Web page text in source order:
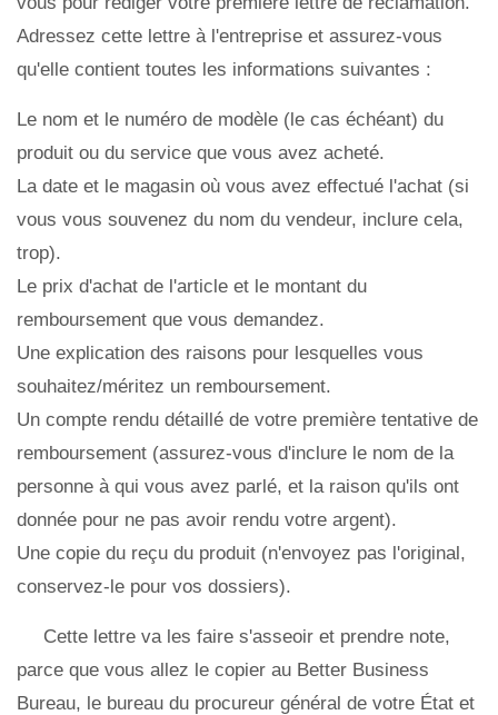
Adressez cette lettre à l'entreprise et assurez-vous
qu'elle contient toutes les informations suivantes :
Le nom et le numéro de modèle (le cas échéant) du
produit ou du service que vous avez acheté.
La date et le magasin où vous avez effectué l'achat (si
vous vous souvenez du nom du vendeur, inclure cela,
trop).
Le prix d'achat de l'article et le montant du
remboursement que vous demandez.
Une explication des raisons pour lesquelles vous
souhaitez/méritez un remboursement.
Un compte rendu détaillé de votre première tentative de
remboursement (assurez-vous d'inclure le nom de la
personne à qui vous avez parlé, et la raison qu'ils ont
donnée pour ne pas avoir rendu votre argent).
Une copie du reçu du produit (n'envoyez pas l'original,
conservez-le pour vos dossiers).
Cette lettre va les faire s'asseoir et prendre note,
parce que vous allez le copier au Better Business
Bureau, le bureau du procureur général de votre État et